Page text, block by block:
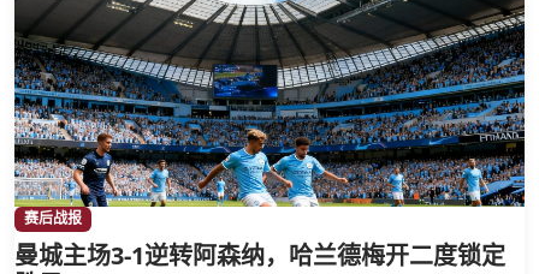
赛后战报
曼城主场3-1逆转阿森纳，哈兰德梅开二度锁定